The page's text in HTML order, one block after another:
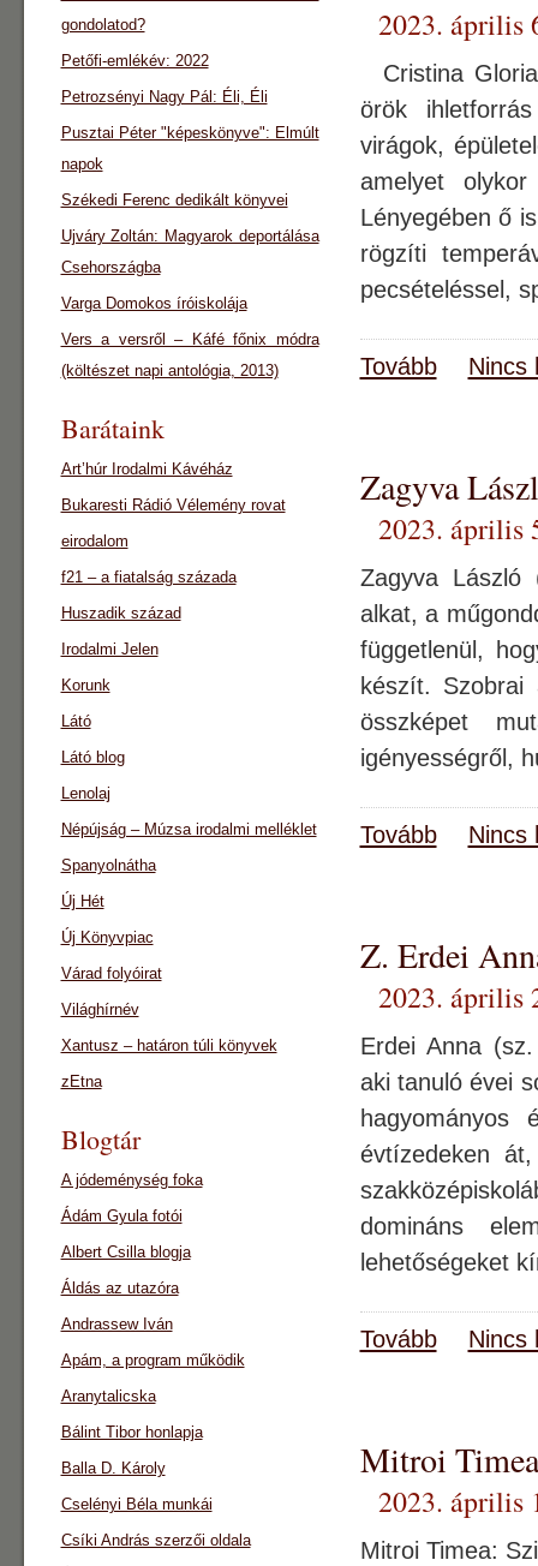
2023. április
Cristina
örök
virágok,
amelyet
Lényegében ő
rögzíti
pecsételéssel,
Tovább Nincs
Zagyva
2023. április
Zagyva László
alkat, a
függetlenül,
készít. Szobrai
összképet
igényességről,
Tovább Nincs
Z. Erdei
2023. április
Erdei Anna
aki tanuló évei
hagyományos
évtízedeken
domináns
lehetőségeket
Tovább Nincs
Mitroi
2023. április
Mitroi Timea:
gondolatod?
Petőfi-emlékév: 2022
Petrozsényi Nagy Pál: Éli, Éli
Pusztai Péter "képeskönyve": Elmúlt
napok
Székedi Ferenc dedikált könyvei
Ujváry Zoltán: Magyarok deportálása
Csehországba
Varga Domokos íróiskolája
Vers a versről – Káfé főnix módra
(költészet napi antológia, 2013)
Barátaink
Art’húr Irodalmi Kávéház
Bukaresti Rádió Vélemény rovat
eirodalom
f21 – a fiatalság százada
Huszadik század
Irodalmi Jelen
Korunk
Látó
Látó blog
Lenolaj
Népújság – Múzsa irodalmi melléklet
Spanyolnátha
Új Hét
Új Könyvpiac
Várad folyóirat
Világhírnév
Xantusz – határon túli könyvek
zEtna
Blogtár
A jódeménység foka
Ádám Gyula fotói
Albert Csilla blogja
Áldás az utazóra
Andrassew Iván
Apám, a program működik
Aranytalicska
Bálint Tibor honlapja
Balla D. Károly
Cselényi Béla munkái
Csíki András szerzői oldala